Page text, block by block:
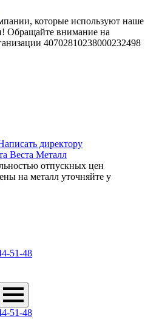
которые используют наше
Обращайте внимание на
40702810238000232498
директору
отпускных цен
на металл уточняйте у
51-48
51-48